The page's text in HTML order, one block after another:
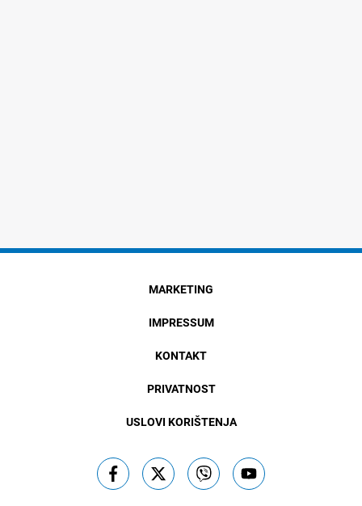
MARKETING
IMPRESSUM
KONTAKT
PRIVATNOST
USLOVI KORIŠTENJA